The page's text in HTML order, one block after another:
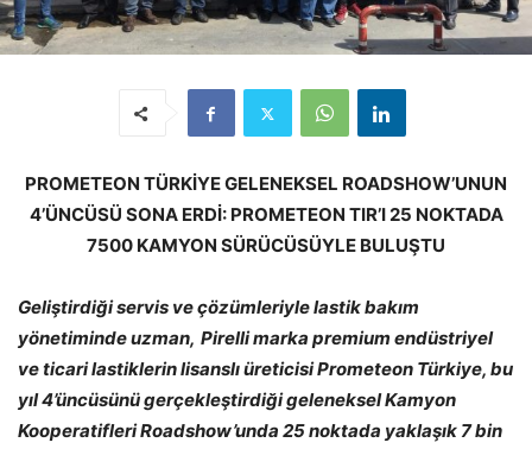
PROMETEON TÜRKİYE GELENEKSEL ROADSHOW’UNUN
4’ÜNCÜSÜ SONA ERDİ: PROMETEON TIR’I 25 NOKTADA
7500 KAMYON SÜRÜCÜSÜYLE BULUŞTU
Geliştirdiği servis ve çözümleriyle lastik bakım
yönetiminde uzman, Pirelli marka premium endüstriyel
ve ticari lastiklerin lisanslı üreticisi Prometeon Türkiye, bu
yıl 4’üncüsünü gerçekleştirdiği geleneksel Kamyon
Kooperatifleri Roadshow’unda 25 noktada yaklaşık 7 bin